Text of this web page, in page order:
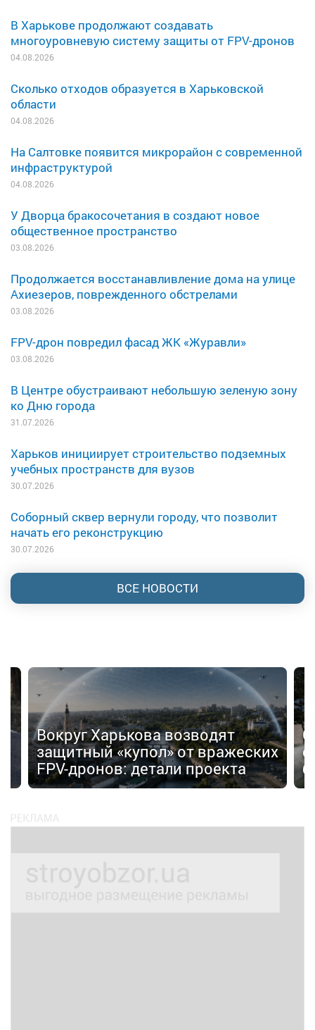
В Харькове продолжают создавать
многоуровневую систему защиты от FPV-дронов
04.08.2026
Сколько отходов образуется в Харьковской
области
04.08.2026
На Салтовке появится микрорайон с современной
инфраструктурой
04.08.2026
У Дворца бракосочетания в создают новое
общественное пространство
03.08.2026
Продолжается восстанавливление дома на улице
Ахиезеров, поврежденного обстрелами
03.08.2026
FPV-дрон повредил фасад ЖК «Журавли»
03.08.2026
В Центре обустраивают небольшую зеленую зону
ко Дню города
31.07.2026
Харьков инициирует строительство подземных
учебных пространств для вузов
30.07.2026
Соборный сквер вернули городу, что позволит
начать его реконструкцию
30.07.2026
ВСЕ НОВОСТИ
Вокруг Харькова возводят
защитный «купол» от вражеских
FPV-дронов: детали проекта